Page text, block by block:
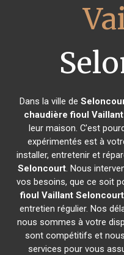
Dans la ville de
chaudière fioul Vaillant
leur maison. C'est
expérimentés est à
installer, entretenir et
Seloncourt. Nous
vos besoins, que ce soit
fioul Vaillant Seloncourt
entretien régulier. Nos
nous sommes à votre
sont compétitifs et
services pour vous